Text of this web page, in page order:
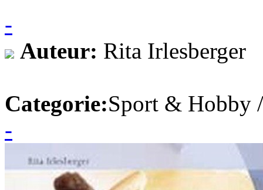
-
Auteur: Rita Irlesberger
Categorie:Sport & Hobby
-